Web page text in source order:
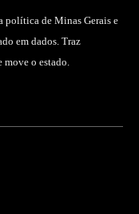
política de Minas Gerais e
em dados. Traz
o estado.